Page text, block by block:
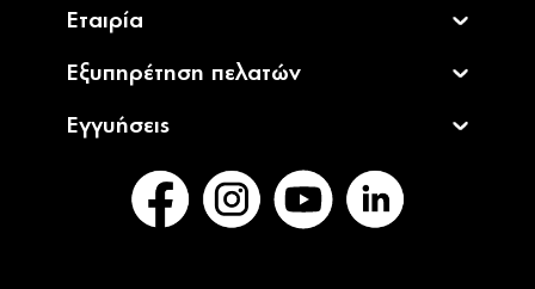
Εταιρία
Εξυπηρέτηση πελατών
Εγγυήσεις